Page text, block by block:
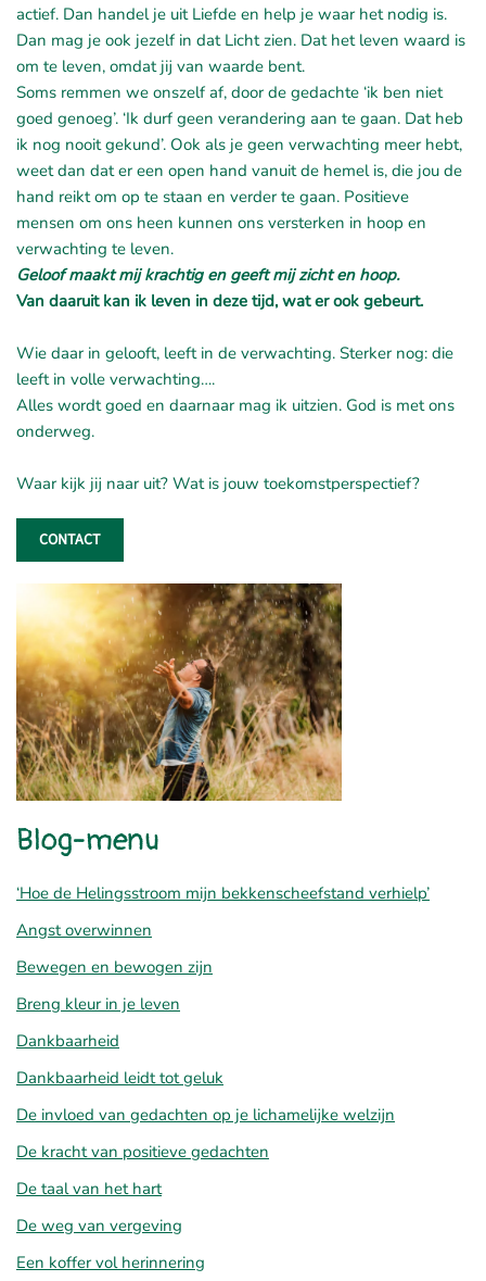
actief. Dan handel je uit Liefde en help je waar het nodig is.
Dan mag je ook jezelf in dat Licht zien. Dat het leven waard is
om te leven, omdat jij van waarde bent.
Soms remmen we onszelf af, door de gedachte ‘ik ben niet
goed genoeg’. ‘Ik durf geen verandering aan te gaan. Dat heb
ik nog nooit gekund’. Ook als je geen verwachting meer hebt,
weet dan dat er een open hand vanuit de hemel is, die jou de
hand reikt om op te staan en verder te gaan. Positieve
mensen om ons heen kunnen ons versterken in hoop en
verwachting te leven.
Geloof maakt mij krachtig en geeft mij zicht en hoop.
Van daaruit kan ik leven in deze tijd, wat er ook gebeurt.
Wie daar in gelooft, leeft in de verwachting. Sterker nog: die
leeft in volle verwachting….
Alles wordt goed en daarnaar mag ik uitzien. God is met ons
onderweg.
Waar kijk jij naar uit? Wat is jouw toekomstperspectief?
CONTACT
Blog-menu
‘Hoe de Helingsstroom mijn bekkenscheefstand verhielp’
Angst overwinnen
Bewegen en bewogen zijn
Breng kleur in je leven
Dankbaarheid
Dankbaarheid leidt tot geluk
De invloed van gedachten op je lichamelijke welzijn
De kracht van positieve gedachten
De taal van het hart
De weg van vergeving
Een koffer vol herinnering